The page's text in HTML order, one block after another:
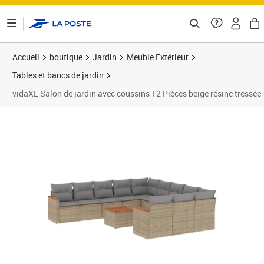
Accueil boutique Jardin
Meuble Extérieur
Tables et bancs de jardin
vidaXL Salon de jardin avec coussins 12 Pièces beige résine tressée